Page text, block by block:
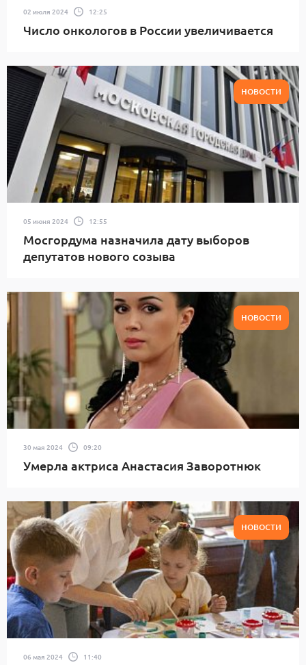
02 июля 2024 12:25
Число онкологов в России увеличивается
НОВОСТИ
05 июня 2024 12:55
Мосгордума назначила дату выборов
депутатов нового созыва
НОВОСТИ
30 мая 2024 09:20
Умерла актриса Анастасия Заворотнюк
НОВОСТИ
06 мая 2024 11:40